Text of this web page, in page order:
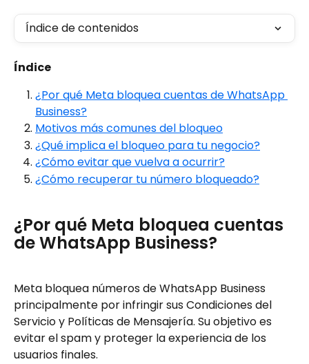
Índice de contenidos
Índice
¿Por qué Meta bloquea cuentas de WhatsApp
Business?
Motivos más comunes del bloqueo
¿Qué implica el bloqueo para tu negocio?
¿Cómo evitar que vuelva a ocurrir?
¿Cómo recuperar tu número bloqueado?
¿Por qué Meta bloquea cuentas
de WhatsApp Business?
Meta bloquea números de WhatsApp Business
principalmente por infringir sus Condiciones del
Servicio y Políticas de Mensajería. Su objetivo es
evitar el spam y proteger la experiencia de los
usuarios finales.